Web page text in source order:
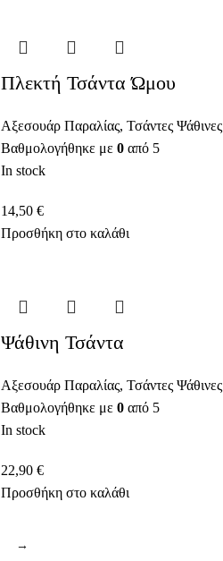
Πλεκτή Τσάντα Ώμου
Αξεσουάρ Παραλίας, Τσάντες Ψάθινες
Βαθμολογήθηκε με 0 από 5
In stock
14,50 €
Προσθήκη στο καλάθι
Ψάθινη Τσάντα
Αξεσουάρ Παραλίας, Τσάντες Ψάθινες
Βαθμολογήθηκε με 0 από 5
In stock
22,90 €
Προσθήκη στο καλάθι
→